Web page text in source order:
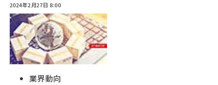
2024年2月27日 8:00
業界動向